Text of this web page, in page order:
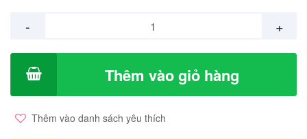
đầu, ngứa ngoài da. Đối tượng sử dụng: – Dùng cho người lớn và
tóc, ngứa da đầu, ngứa ngoài da. Hướng dẫn sử dụng: – Làm ướt
vùng da cần tác dụng. – Sau đó xoa thật kỹ sản phẩm lên các
vùng da cần tác dụng, cho tạo thành lớp bọt dày. Để lớp bọt dày
lưu tối thiểu từ 3-5 phút. – Xả lại bằng nước sạch.
- +
Thêm vào giỏ hàng
Thêm vào danh sách yêu thích